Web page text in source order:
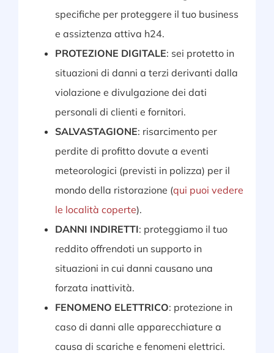
specifiche per proteggere il tuo business
e assiztenza attiva h24.
PROTEZIONE DIGITALE: sei protetto in
situazioni di danni a terzi derivanti dalla
violazione e divulgazione dei dati
personali di clienti e fornitori.
SALVASTAGIONE: risarcimento per
perdite di profitto dovute a eventi
meteorologici (previsti in polizza) per il
mondo della ristorazione (qui puoi vedere
le località coperte).
DANNI INDIRETTI: proteggiamo il tuo
reddito offrendoti un supporto in
situazioni in cui danni causano una
forzata inattività.
FENOMENO ELETTRICO: protezione in
caso di danni alle apparecchiature a
causa di scariche e fenomeni elettrici.